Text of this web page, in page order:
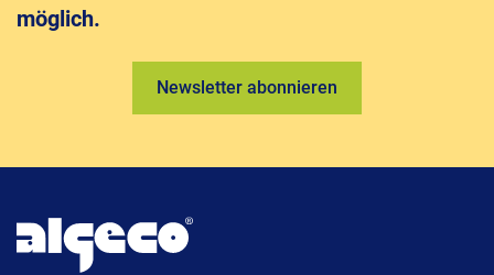
möglich.
Newsletter abonnieren